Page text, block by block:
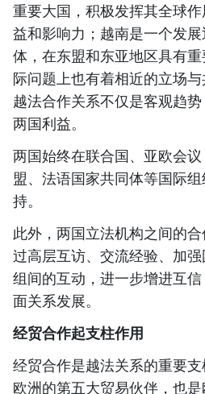
重要大国，积极发挥其全球
益和影响力；越南是一个发
体，在东盟和东亚地区具有
际问题上也有着相近的立场
越法合作关系不仅是客观趋
两国利益。
两国始终在联合国、亚欧会
盟、法语国家共同体等国际
持。
此外，两国立法机构之间的
过高层互访、交流经验、加
组间的互动，进一步增进互
面关系发展。
经贸合作起支柱作用
经贸合作是越法关系的重要
欧洲的第五大贸易伙伴，也